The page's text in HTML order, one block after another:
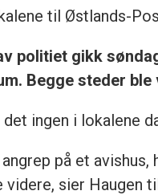
til Østlands-
politiet gikk
Begge steder ble
ingen i lokalene
på et
sier Haugen